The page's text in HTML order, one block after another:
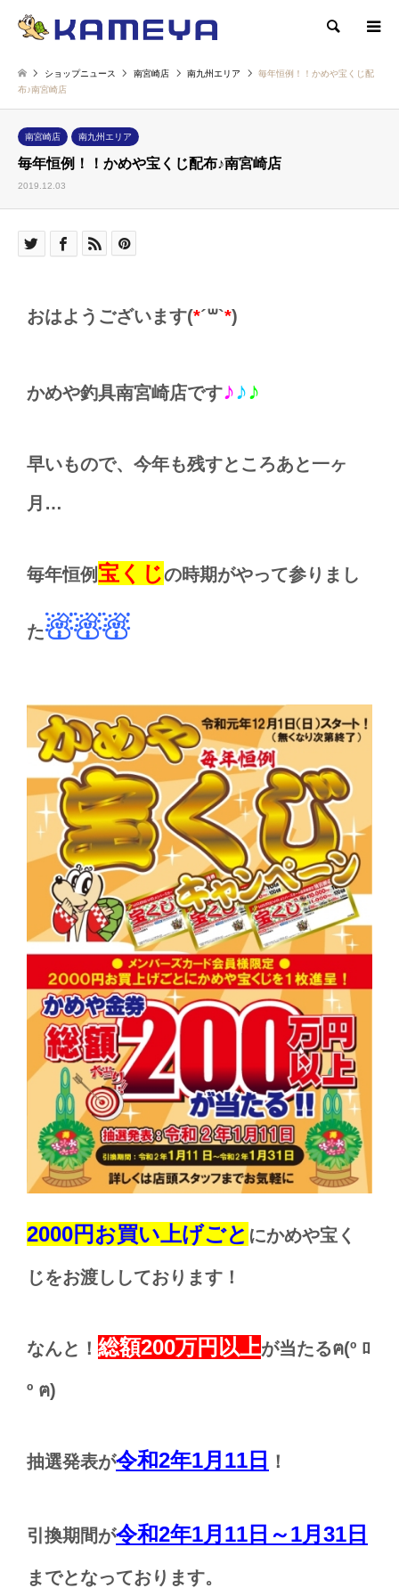
検索
ショップニュース 南宮崎店 南九州エリア
毎年恒例！！かめや宝くじ配
布♪南宮崎店
南宮崎店 南九州エリア
毎年恒例！！かめや宝くじ配布♪南宮崎店
2019.12.03
おはようございます(*´꒳`*)
かめや釣具南宮崎店です♪♪♪
早いもので、今年も残すところあと一ヶ
月…
毎年恒例宝くじの時期がやって参りまし
た☃☃☃
2000円お買い上げごと にかめや宝く
じをお渡ししております！
なんと！ 総額200万円以上が当たるฅ(º ﾛ
º ฅ)
抽選発表が令和2年1月11日 ！
引換期間が令和2年1月11日～1月31日
までとなっております。